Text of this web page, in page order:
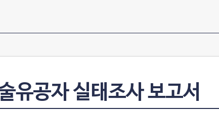
유공자 실태조사 보고서